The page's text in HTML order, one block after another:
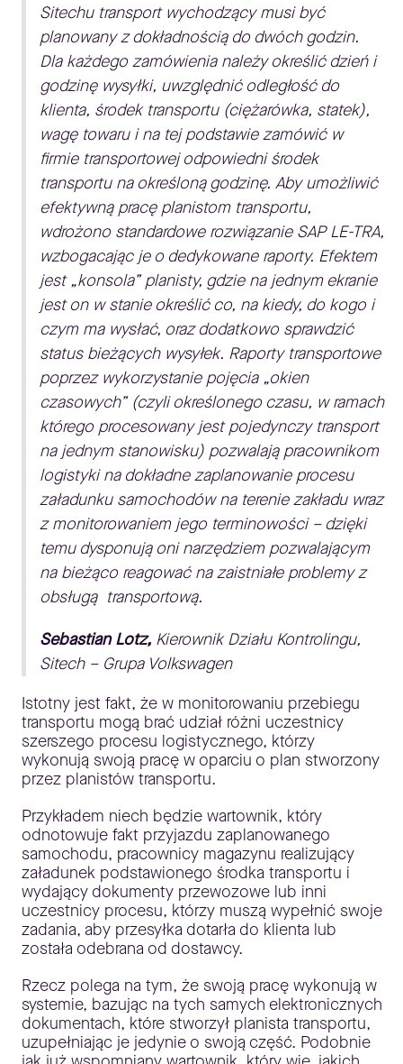
Sitechu transport wychodzący musi być
planowany z dokładnością do dwóch godzin.
Dla każdego zamówienia należy określić dzień i
godzinę wysyłki, uwzględnić odległość do
klienta, środek transportu (ciężarówka, statek),
wagę towaru i na tej podstawie zamówić w
firmie transportowej odpowiedni środek
transportu na określoną godzinę. Aby umożliwić
efektywną pracę planistom transportu,
wdrożono standardowe rozwiązanie SAP LE-TRA,
wzbogacając je o dedykowane raporty. Efektem
jest „konsola” planisty, gdzie na jednym ekranie
jest on w stanie określić co, na kiedy, do kogo i
czym ma wysłać, oraz dodatkowo sprawdzić
status bieżących wysyłek. Raporty transportowe
poprzez wykorzystanie pojęcia „okien
czasowych” (czyli określonego czasu, w ramach
którego procesowany jest pojedynczy transport
na jednym stanowisku) pozwalają pracownikom
logistyki na dokładne zaplanowanie procesu
załadunku samochodów na terenie zakładu wraz
z monitorowaniem jego terminowości – dzięki
temu dysponują oni narzędziem pozwalającym
na bieżąco reagować na zaistniałe problemy z
obsługą transportową.
Sebastian Lotz, Kierownik Działu Kontrolingu,
Sitech – Grupa Volkswagen
Istotny jest fakt, że w monitorowaniu przebiegu
transportu mogą brać udział różni uczestnicy
szerszego procesu logistycznego, którzy
wykonują swoją pracę w oparciu o plan stworzony
przez planistów transportu.
Przykładem niech będzie wartownik, który
odnotowuje fakt przyjazdu zaplanowanego
samochodu, pracownicy magazynu realizujący
załadunek podstawionego środka transportu i
wydający dokumenty przewozowe lub inni
uczestnicy procesu, którzy muszą wypełnić swoje
zadania, aby przesyłka dotarła do klienta lub
została odebrana od dostawcy.
Rzecz polega na tym, że swoją pracę wykonują w
systemie, bazując na tych samych elektronicznych
dokumentach, które stworzył planista transportu,
uzupełniając je jedynie o swoją część. Podobnie